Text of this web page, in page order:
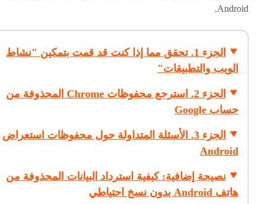
Android.
الجزء 1. تحقق مما إذا كنت قد قمت بتمكين "نشاط
الويب والتطبيقات"
الجزء 2. استرجع محفوظات Chrome المحذوفة من
حساب Google
الجزء 3. الأسئلة المتداولة حول محفوظات استعراض
Android
نصيحة إضافية: كيفية استرداد البيانات المحذوفة من
هاتف Android بدون نسخ احتياطي